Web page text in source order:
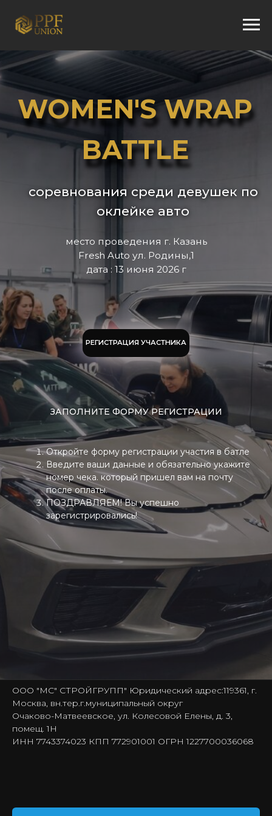
РЕГИСТРАЦИЯ УЧАСТНИКА
WOMEN'S WRAP
BATTLE
соревнования среди девушек по
оклейке авто
ЗАПОЛНИТЕ ФОРМУ РЕГИСТРАЦИИ
дата : 13 июня 2026 г
Откройте форму регистрации участия в батле
Введите ваши данные и обязательно укажите
номер чека. который пришел вам на почту
после оплаты.
ПОЗДРАВЛЯЕМ! Вы успешно
зарегистрировались!
ООО "МС" СТРОЙГРУПП" Юридический адрес:119361, г.
Москва, вн.тер.г.муниципальный округ
Очаково-Матвеевское, ул. Колесовой Елены, д. 3,
помещ. 1Н
ИНН 7743374023 КПП 772901001 ОГРН 1227700036068